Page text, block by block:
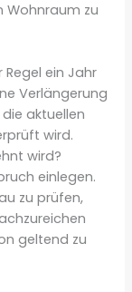
Wohnraum zu
ein Jahr
Verlängerung
aktuellen
wird.
wird?
einlegen.
zu prüfen,
geltend zu